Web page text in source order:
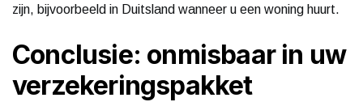
zijn, bijvoorbeeld in Duitsland wanneer u een woning huurt.
Conclusie: onmisbaar in uw
verzekeringspakket